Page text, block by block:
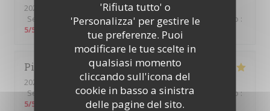
'Rifiuta tutto' o
'Personalizza' per gestire le
tue preferenze. Puoi
modificare le tue scelte in
qualsiasi momento
cliccando sull'icona del
cookie in basso a sinistra
delle pagine del sito.
2022-03-09
- 12:15 - Ospiti 2
Servizio
/5 Atmosfera:5/5 Cucina:5/5 Qualità / Prezzo :
5/5
Pierre
2022-03-09
- 12:00 - Ospiti 4
Servizio
Atmosfera: 5/5 Cucina:5/5 Qualità / Prezzo:
5/5